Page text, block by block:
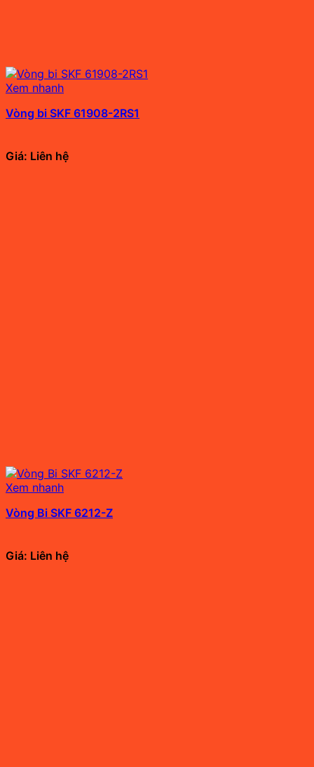
Xem nhanh
Vòng bi SKF 61908-2RS1
Giá: Liên hệ
Xem nhanh
Vòng Bi SKF 6212-Z
Giá: Liên hệ